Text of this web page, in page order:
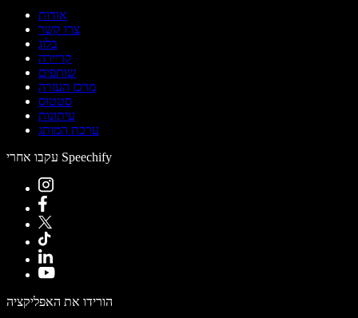
אודות
צרו קשר
בלוג
קריירה
שותפים
מרכז העזרה
סטטוס
עיתונות
ערכת המותג
עקבו אחרי Speechify
הורידו את האפליקציה